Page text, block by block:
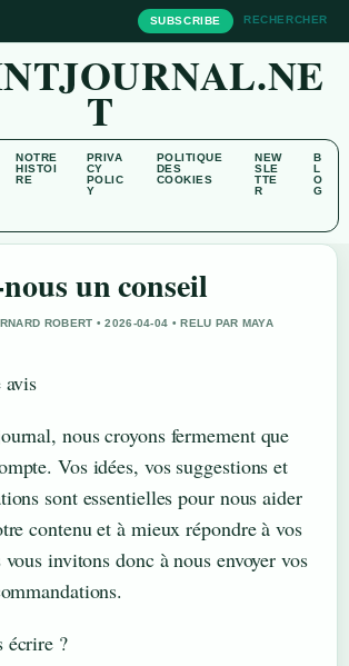
SUBSCRIBE RECHERCHER
T
NOTRE
HISTOI
RE
PRIVA
CY
POLIC
Y
POLITIQUE
DES
COOKIES
NEW
SLE
TTE
R
B
L
O
G
un conseil
ROBERT • 2026-04-04 • RELU PAR MAYA
avis
nous croyons fermement que
Vos idées, vos suggestions et
sont essentielles pour nous aider
contenu et à mieux répondre à vos
invitons donc à nous envoyer vos
écrire ?